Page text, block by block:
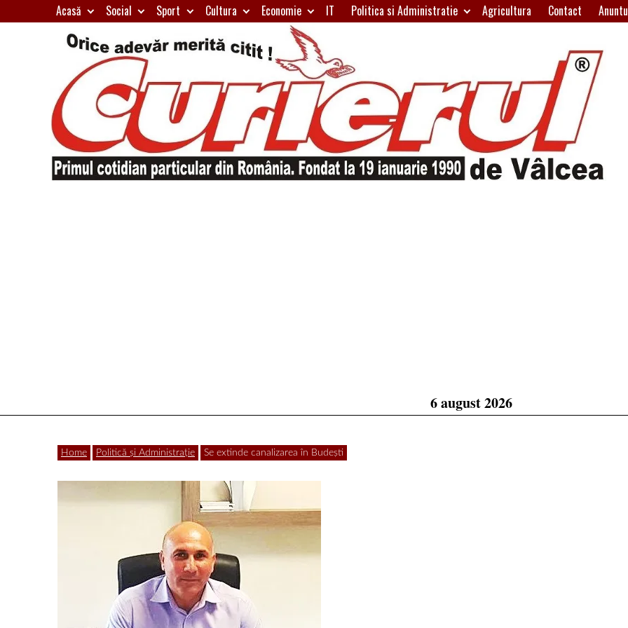
to
Acasă Social Sport Cultura Economie IT Politica si Administratie Agricultura Contact
6 august 2026
Home Politică și Administrație Se extinde canalizarea în Budești